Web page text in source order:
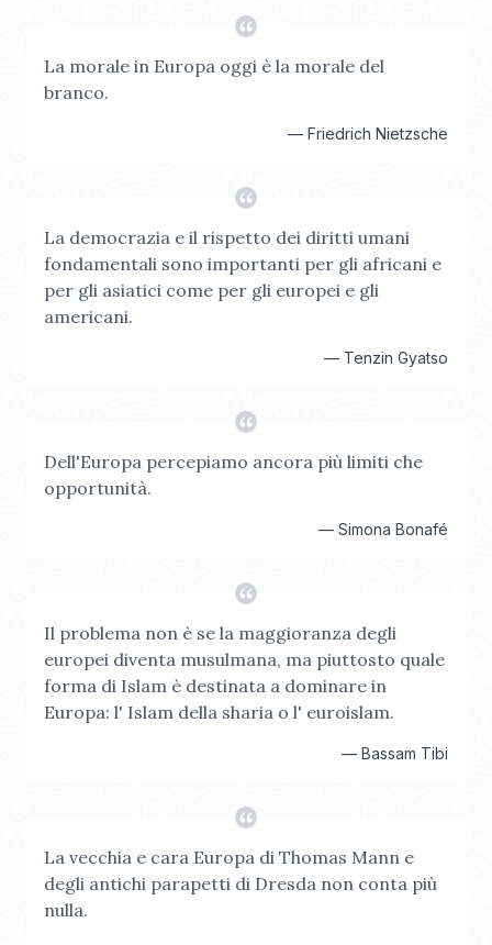
La morale in Europa oggi è la morale del
branco.
— Friedrich Nietzsche
La democrazia e il rispetto dei diritti umani
fondamentali sono importanti per gli africani e
per gli asiatici come per gli europei e gli
americani.
— Tenzin Gyatso
Dell'Europa percepiamo ancora più limiti che
opportunità.
— Simona Bonafé
Il problema non è se la maggioranza degli
europei diventa musulmana, ma piuttosto quale
forma di Islam è destinata a dominare in
Europa: l' Islam della sharia o l' euroislam.
— Bassam Tibi
La vecchia e cara Europa di Thomas Mann e
degli antichi parapetti di Dresda non conta più
nulla.